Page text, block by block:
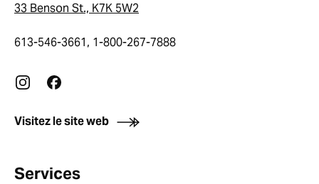
33 Benson St., K7K 5W2
613-546-3661, 1-800-267-7888
Visitez le site web
Services